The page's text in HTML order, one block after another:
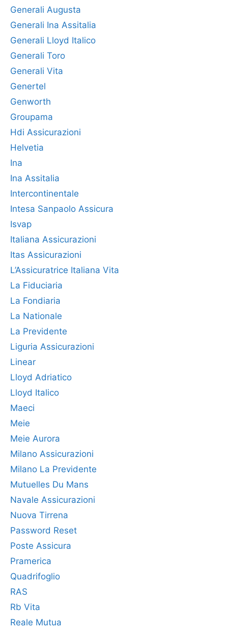
Generali Augusta
Generali Ina Assitalia
Generali Lloyd Italico
Generali Toro
Generali Vita
Genertel
Genworth
Groupama
Hdi Assicurazioni
Helvetia
Ina
Ina Assitalia
Intercontinentale
Intesa Sanpaolo Assicura
Isvap
Italiana Assicurazioni
Itas Assicurazioni
L’Assicuratrice Italiana Vita
La Fiduciaria
La Fondiaria
La Nationale
La Previdente
Liguria Assicurazioni
Linear
Lloyd Adriatico
Lloyd Italico
Maeci
Meie
Meie Aurora
Milano Assicurazioni
Milano La Previdente
Mutuelles Du Mans
Navale Assicurazioni
Nuova Tirrena
Password Reset
Poste Assicura
Pramerica
Quadrifoglio
RAS
Rb Vita
Reale Mutua